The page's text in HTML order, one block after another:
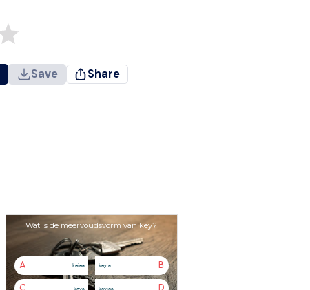
Save Share
Wat is de meervoudsvorm van key?
A keies B
key's
keys keyies